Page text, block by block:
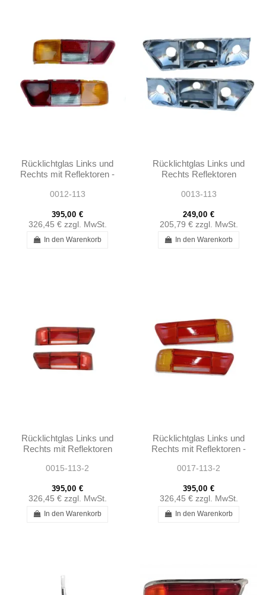
Rücklichtglas Links und
Rechts mit Reflektoren -
1138260156 -
0012-113
395,00 €
326,45 € zzgl. MwSt.
In den Warenkorb
Rücklichtglas Links und
Rechts Reflektoren
COUPE W113 280SL
0013-113
249,00 €
205,79 € zzgl. MwSt.
In den Warenkorb
Rücklichtglas Links und
Rechts mit Reflektoren
280SL W113 -...
0015-113-2
395,00 €
326,45 € zzgl. MwSt.
In den Warenkorb
Rücklichtglas Links und
Rechts mit Reflektoren -
280SL W113 W111
0017-113-2
395,00 €
326,45 € zzgl. MwSt.
In den Warenkorb